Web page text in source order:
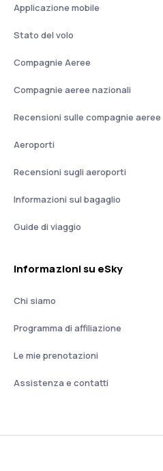
Applicazione mobile
Stato del volo
Compagnie Aeree
Compagnie aeree nazionali
Recensioni sulle compagnie aeree
Aeroporti
Recensioni sugli aeroporti
Informazioni sul bagaglio
Guide di viaggio
Informazioni su eSky
Chi siamo
Programma di affiliazione
Le mie prenotazioni
Assistenza e contatti